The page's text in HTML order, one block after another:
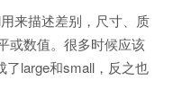
来描述差别，尺寸、质
或数值。很多时候应该
了large和small，反之也